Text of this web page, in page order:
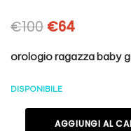
€100 €64
orologio ragazza baby
DISPONIBILE
AGGIUNGI AL